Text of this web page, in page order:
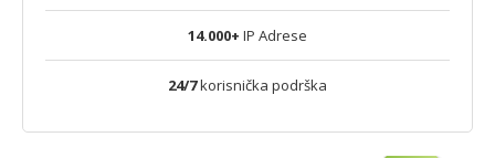
14.000+ IP Adrese
24/7korisnička podrška